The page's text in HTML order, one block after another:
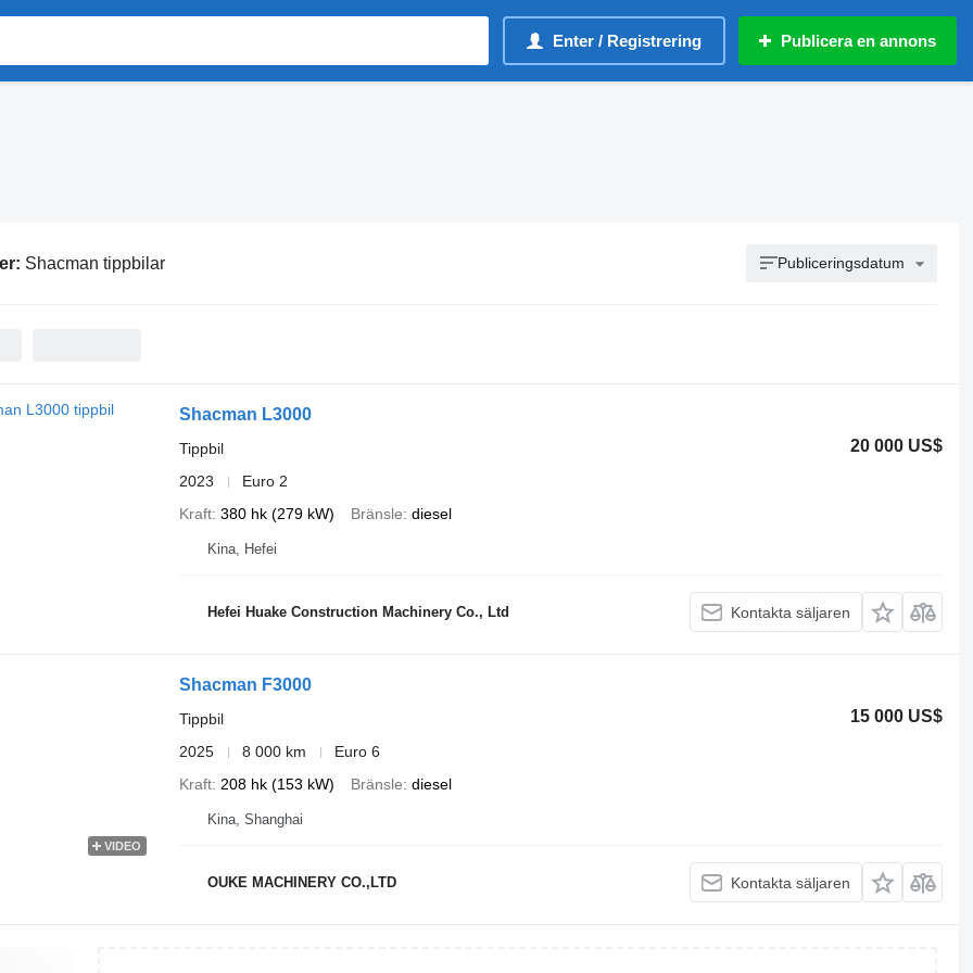
Enter / Registrering Publicera en annons
Shacman tippbilar Publiceringsdatum
Shacman L3000
20 000 US$
Tippbil
2023
Euro 2
Kraft 380 hk (279 kW) Bränsle diesel
Kina, Hefei
Hefei Huake Construction Machinery Co., Ltd Kontakta säljaren
VIDEO
Shacman F3000
15 000 US$
Tippbil
2025
8 000 km
Euro 6
Kraft 208 hk (153 kW) Bränsle diesel
Kina, Shanghai
OUKE MACHINERY CO.,LTD Kontakta säljaren